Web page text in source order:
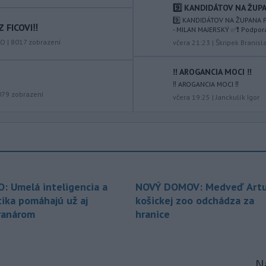
popoludní 42 stupňov Celzia.
Podpredsedníčka
vykonávajúca funkciu predsedu
zhromaždenia Anikó Hallerová
Nagyová vo štvrtok oznámila, že v
13:31 - Európska komisia (EK) sa
elektriny v Európskej únii.
Vlastníctvo a správa lesov v
FICOVI‼️
| 8017 zobrazení
zobrazení
9️⃣ KANDIDÁTOV NA
9️⃣ KANDIDÁTOV NA ŽUPANA
- MILAN MAJERSKÝ ✅️❗️
včera 21:23 | Škripek
‼️ AROGANCIA MOCI ‼️
‼️ AROGANCIA MOCI ‼️
včera 19:25 |Janckulík Igor
Umelá inteligencia a
pomáhajú už aj
NOVÝ DOMOV: Medveď
košickej zoo odchádza za
hranice